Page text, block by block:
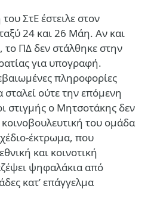
ΣτΕ έστειλε στον
24 και 26 Μάη. Αν και
το ΠΔ δεν στάλθηκε στην
για υπογραφή.
πληροφορίες
σταλεί ούτε την επόμενη
στιγμής ο Μητσοτάκης δεν
κοινοβουλευτική του ομάδα
έκτρωμα, που
και κοινοτική
ψηφαλάκια από
κατ’ επάγγελμα